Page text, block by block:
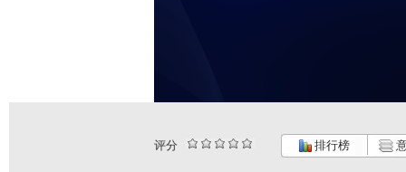
评分 排行榜